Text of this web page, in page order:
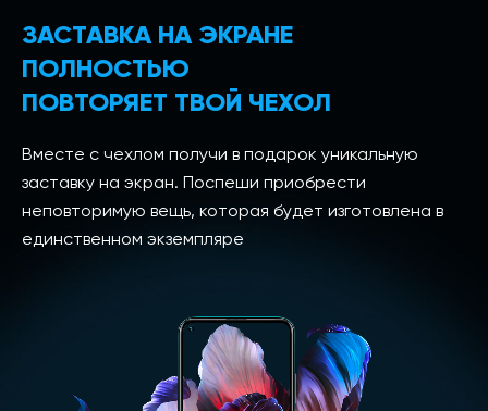
ЗАСТАВКА НА ЭКРАНЕ
ПОЛНОСТЬЮ
ПОВТОРЯЕТ ТВОЙ ЧЕХОЛ
Вместе с чехлом получи в подарок уникальную
заставку на экран. Поспеши приобрести
неповторимую вещь, которая будет изготовлена в
единственном экземпляре